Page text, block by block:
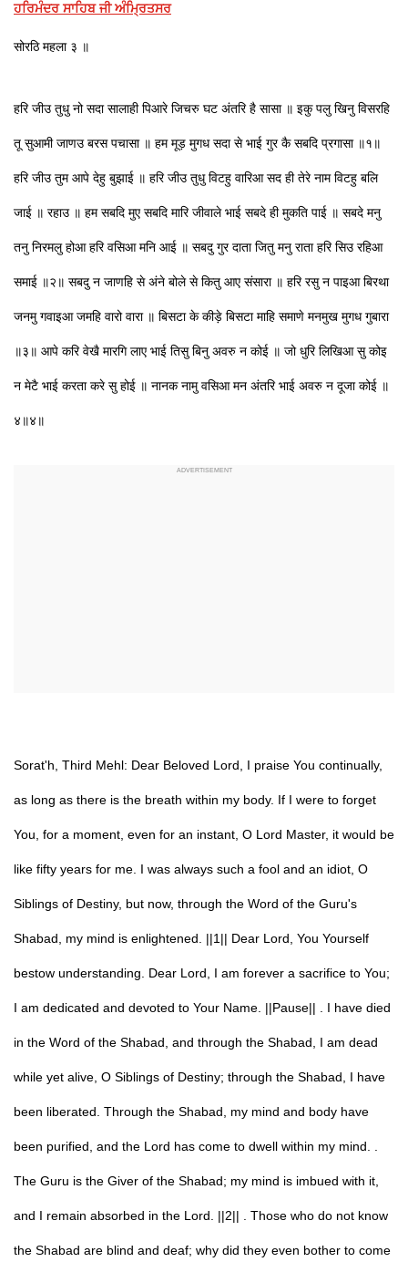
ਹਰਿਮੰਦਰ ਸਾਹਿਬ ਜੀ ਅੰਮ੍ਰਿਤਸਰ
सोरठि महला ३ ॥
हरि जीउ तुधु नो सदा सालाही पिआरे जिचरु घट अंतरि है सासा ॥ इकु पलु खिनु विसरहि
तू सुआमी जाणउ बरस पचासा ॥ हम मूड़ मुगध सदा से भाई गुर कै सबदि प्रगासा ॥१॥
हरि जीउ तुम आपे देहु बुझाई ॥ हरि जीउ तुधु विटहु वारिआ सद ही तेरे नाम विटहु बलि
जाई ॥ रहाउ ॥ हम सबदि मुए सबदि मारि जीवाले भाई सबदे ही मुकति पाई ॥ सबदे मनु
तनु निरमलु होआ हरि वसिआ मनि आई ॥ सबदु गुर दाता जितु मनु राता हरि सिउ रहिआ
समाई ॥२॥ सबदु न जाणहि से अंने बोले से कितु आए संसारा ॥ हरि रसु न पाइआ बिरथा
जनमु गवाइआ जमहि वारो वारा ॥ बिसटा के कीड़े बिसटा माहि समाणे मनमुख मुगध गुबारा
॥३॥ आपे करि वेखै मारगि लाए भाई तिसु बिनु अवरु न कोई ॥ जो धुरि लिखिआ सु कोइ
न मेटै भाई करता करे सु होई ॥ नानक नामु वसिआ मन अंतरि भाई अवरु न दूजा कोई ॥
४॥४॥
Sorat'h, Third Mehl: Dear Beloved Lord, I praise You continually,
as long as there is the breath within my body. If I were to forget
You, for a moment, even for an instant, O Lord Master, it would be
like fifty years for me. I was always such a fool and an idiot, O
Siblings of Destiny, but now, through the Word of the Guru's
Shabad, my mind is enlightened. ||1|| Dear Lord, You Yourself
bestow understanding. Dear Lord, I am forever a sacrifice to You;
I am dedicated and devoted to Your Name. ||Pause|| . I have died
in the Word of the Shabad, and through the Shabad, I am dead
while yet alive, O Siblings of Destiny; through the Shabad, I have
been liberated. Through the Shabad, my mind and body have
been purified, and the Lord has come to dwell within my mind. .
The Guru is the Giver of the Shabad; my mind is imbued with it,
and I remain absorbed in the Lord. ||2|| . Those who do not know
the Shabad are blind and deaf; why did they even bother to come